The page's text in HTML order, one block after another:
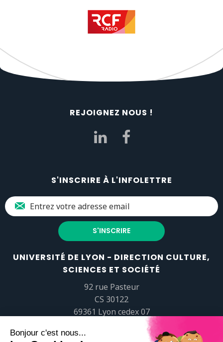
REJOIGNEZ NOUS !
S'INSCRIRE À L'INFOLETTRE
UNIVERSITÉ DE LYON - DIRECTION CULTURE,
SCIENCES ET SOCIÉTÉ
92 rue Pasteur
CS 30122
69361 Lyon cedex 07
popsciences@universite-lyon.fr
Tél.+33 (0)4 37 37 82 01